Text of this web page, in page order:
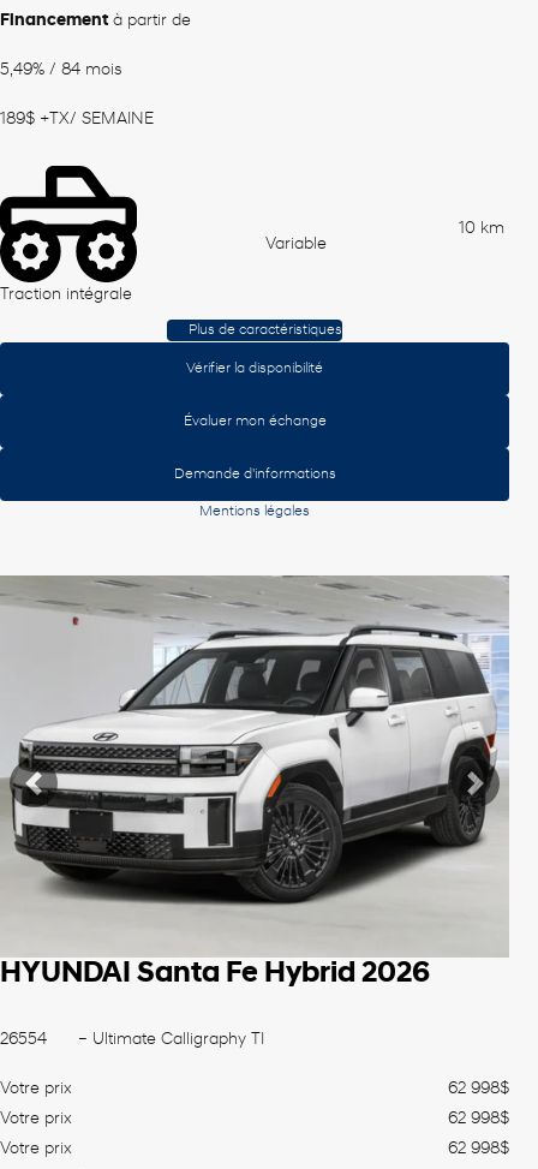
Financement à partir de
5,49% / 84 mois
189$ +TX/ SEMAINE
Traction intégrale
Variable
10 km
Plus de caractéristiques
Vérifier la disponibilité
Évaluer mon échange
Demande d'informations
Mentions légales
Afficher 8 images en plus
Précédent
HYUNDAI Santa Fe Hybrid 2026
26554 – Ultimate Calligraphy TI
Votre prix 62 998$
Votre prix
62 998$
Votre prix
62 998$